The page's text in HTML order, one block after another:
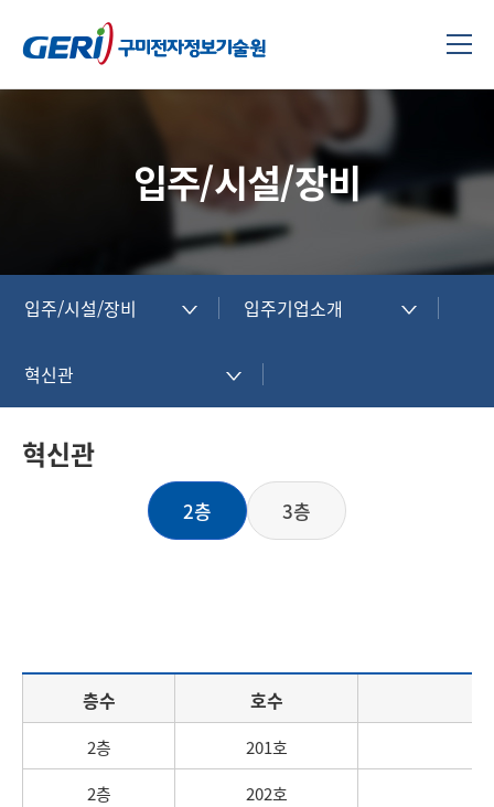
입주/시설/장비
입주/시설/장비 입주기업소개
혁신관
혁신관
2층 3층
층수 호수
2층
201호
2층
202호